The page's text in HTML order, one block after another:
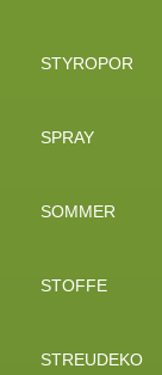
STYROPOR
SPRAY
SOMMER
STOFFE
STREUDEKO